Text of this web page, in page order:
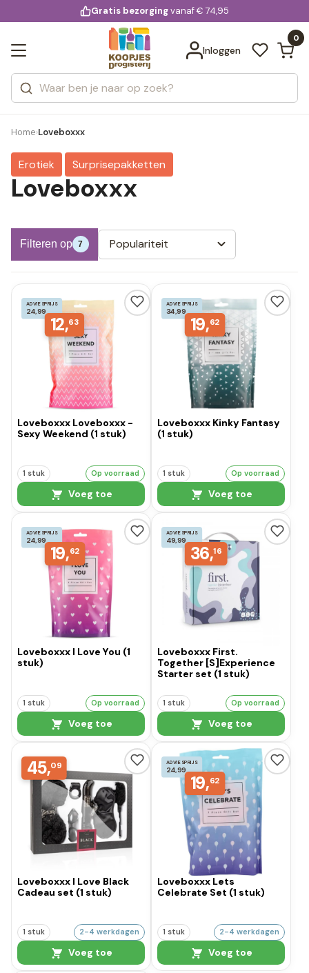
voor 20:00 uur besteld
Gratis bezorgingvanaf € 74,95
Inloggen
0
Zoeken
Categorieën
Merken
Bekijk alle resultaten
Home›Loveboxxx
Erotiek Surprisepakketten
Loveboxxx
Filteren op 7 Populariteit
ADVIESPRIJS
24,99
12,63
Loveboxxx Loveboxxx -
Sexy Weekend (1 stuk)
1 stuk Op voorraad
Voeg toe
ADVIESPRIJS
34,99
19,62
Loveboxxx Kinky Fantasy
(1 stuk)
1 stuk Op voorraad
Voeg toe
ADVIESPRIJS
24,99
19,62
Loveboxxx I Love You (1
stuk)
1 stuk Op voorraad
Voeg toe
ADVIESPRIJS
49,99
36,16
Loveboxxx First.
Together [S]Experience
Starter set (1 stuk)
1 stuk Op voorraad
Voeg toe
45,09
Loveboxxx I Love Black
Cadeau set (1 stuk)
1 stuk 2-4 werkdagen
Voeg toe
ADVIESPRIJS
24,99
19,62
Loveboxxx Lets
Celebrate Set (1 stuk)
1 stuk 2-4 werkdagen
Voeg toe